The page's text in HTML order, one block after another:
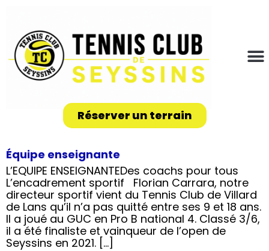
Réserver un terrain
Équipe enseignante
L’EQUIPE ENSEIGNANTEDes coachs pour tous
L’encadrement sportif Florian Carrara, notre
directeur sportif vient du Tennis Club de Villard
de Lans qu’il n’a pas quitté entre ses 9 et 18 ans.
Il a joué au GUC en Pro B national 4. Classé 3/6,
il a été finaliste et vainqueur de l’open de
Seyssins en 2021. […]